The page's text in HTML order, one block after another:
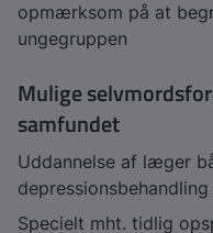
opmærksom på at
ungegruppen
Mulige
samfundet
Uddannelse af læger
Specielt mht. tidlig